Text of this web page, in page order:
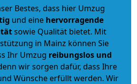
Bestes, dass hier Umzug
und eine hervorragende
sowie Qualität bietet. Mit
in Mainz können Sie
Ihr Umzug reibungslos und
wir sorgen dafür, dass Ihre
Wünsche erfüllt werden. Wir